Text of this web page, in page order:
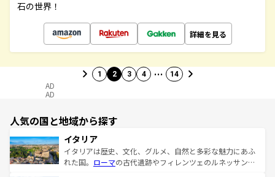
石の世界！
詳細を見る
1 2 3 4 … 14
AD
AD
人気の国と地域から探す
イタリア
イタリアは歴史、文化、グルメ、自然と多彩な魅力にあふ
れた国。 ローマの古代遺跡やフィレンツェのルネッサンス